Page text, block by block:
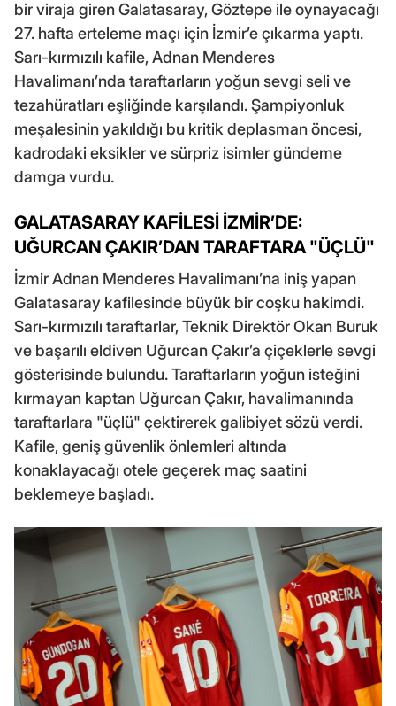
bir viraja giren Galatasaray, Göztepe ile oynayacağı
27. hafta erteleme maçı için İzmir’e çıkarma yaptı.
Sarı-kırmızılı kafile, Adnan Menderes
Havalimanı’nda taraftarların yoğun sevgi seli ve
tezahüratları eşliğinde karşılandı. Şampiyonluk
meşalesinin yakıldığı bu kritik deplasman öncesi,
kadrodaki eksikler ve sürpriz isimler gündeme
damga vurdu.
GALATASARAY KAFİLESİ İZMİR’DE:
UĞURCAN ÇAKIR’DAN TARAFTARA "ÜÇLÜ"
İzmir Adnan Menderes Havalimanı’na iniş yapan
Galatasaray kafilesinde büyük bir coşku hakimdi.
Sarı-kırmızılı taraftarlar, Teknik Direktör Okan Buruk
ve başarılı eldiven Uğurcan Çakır’a çiçeklerle sevgi
gösterisinde bulundu. Taraftarların yoğun isteğini
kırmayan kaptan Uğurcan Çakır, havalimanında
taraftarlara "üçlü" çektirerek galibiyet sözü verdi.
Kafile, geniş güvenlik önlemleri altında
konaklayacağı otele geçerek maç saatini
beklemeye başladı.